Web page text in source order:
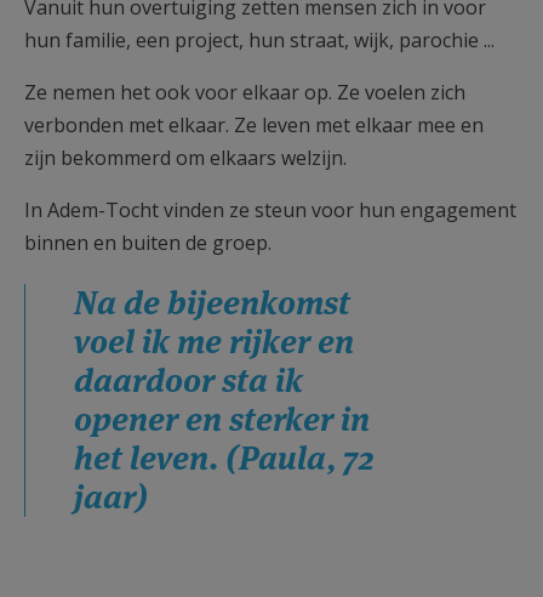
Vanuit hun overtuiging zetten mensen zich in voor
hun familie, een project, hun straat, wijk, parochie ...
Ze nemen het ook voor elkaar op. Ze voelen zich
verbonden met elkaar. Ze leven met elkaar mee en
zijn bekommerd om elkaars welzijn.
In Adem-Tocht vinden ze steun voor hun engagement
binnen en buiten de groep.
Na de bijeenkomst
voel ik me rijker en
daardoor sta ik
opener en sterker in
het leven. (Paula, 72
jaar)